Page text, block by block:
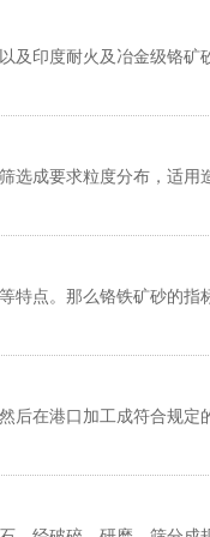
印度耐火及冶金级铬矿
成要求粒度分布，适用
点。那么铬铁矿砂的指
在港口加工成符合规定